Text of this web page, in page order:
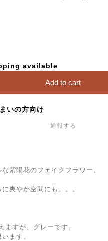
available
Add to cart
いの方向け
通報する
紫陽花のフェイクフラワー。
爽やか空間にも。。。
ますが、グレーです。
ます。